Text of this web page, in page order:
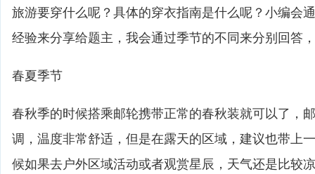
旅游要穿什么呢？具体的穿衣指南是什么呢？小编会
经验来分享给题主，我会通过季节的不同来分别回答
春夏季节
春秋季的时候搭乘邮轮携带正常的春秋装就可以了，
调，温度非常舒适，但是在露天的区域，建议也带上
候如果去户外区域活动或者观赏星辰，天气还是比较